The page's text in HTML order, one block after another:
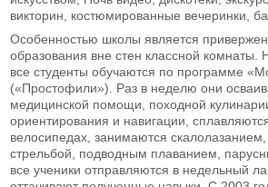
викторин, костюмированные вечеринки,
Особенностью школы является
образования вне стен классной комнаты.
все студенты обучаются по программе
(«Простофили»). Раз в неделю они
медицинской помощи, походной
ориентирования и навигации,
велосипедах, занимаются
стрельбой, подводным плаванием,
все ученики отправляются в недельный